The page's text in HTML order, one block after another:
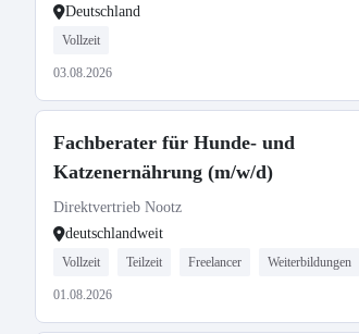
Deutschland
Vollzeit
03.08.2026
Fachberater für Hunde- und
Katzenernährung (m/w/d)
Direktvertrieb Nootz
deutschlandweit
Vollzeit Teilzeit Freelancer Weiterbildungen
01.08.2026